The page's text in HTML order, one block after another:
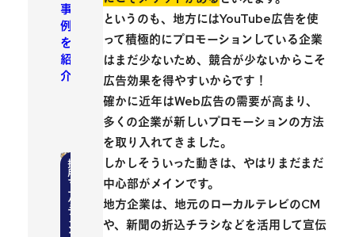
というのも、地方にはYouTube広告を使
って積極的にプロモーションしている企業
はまだ少ないため、競合が少ないからこそ
広告効果を得やすいからです！
確かに近年はWeb広告の需要が高まり、
多くの企業が新しいプロモーションの方法
を取り入れてきました。
しかしそういった動きは、やはりまだまだ
中心部がメインです。
地方企業は、地元のローカルテレビのCM
や、新聞の折込チラシなどを活用して宣伝
事
例
を
紹
介
【
0